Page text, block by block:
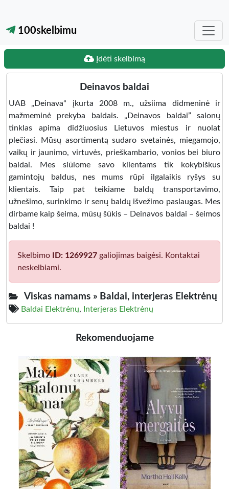
100skelbimu
Įdėti skelbimą
Deinavos baldai
UAB „Deinava“ įkurta 2008 m., užsiima didmeninė ir
mažmeminė prekyba baldais. „Deinavos baldai” salonų
tinklas apima didžiuosius Lietuvos miestus ir nuolat
plečiasi. Mūsų asortimentą sudaro svetainės, miegamojo,
vaikų ir jaunimo, virtuvės, prieškambario, vonios bei biuro
baldai. Mes siūlome savo klientams tik kokybiškus
gamintojų baldus, nes mums rūpi ilgalaikis ryšys su
klientais. Taip pat teikiame baldų transportavimo,
užnešimo, surinkimo ir senų baldų išvežimo paslaugas. Mes
dirbame kaip šeima, mūsų šūkis – Deinavos baldai – šeimos
baldai !
Skelbimo ID: 1269927 galiojimas baigėsi. Kontaktai
neskelbiami.
Viskas namams » Baldai, interjeras Elektrėnų
Baldai Elektrėnų, Interjeras Elektrėnų
Rekomenduojame